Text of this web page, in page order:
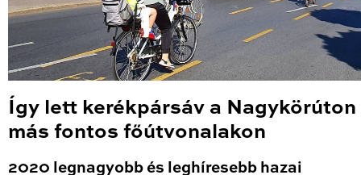
Így lett kerékpársáv a Nagykörúton
más fontos főútvonalakon
2020 legnagyobb és leghíresebb hazai